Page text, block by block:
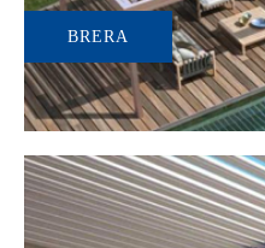
BRERA